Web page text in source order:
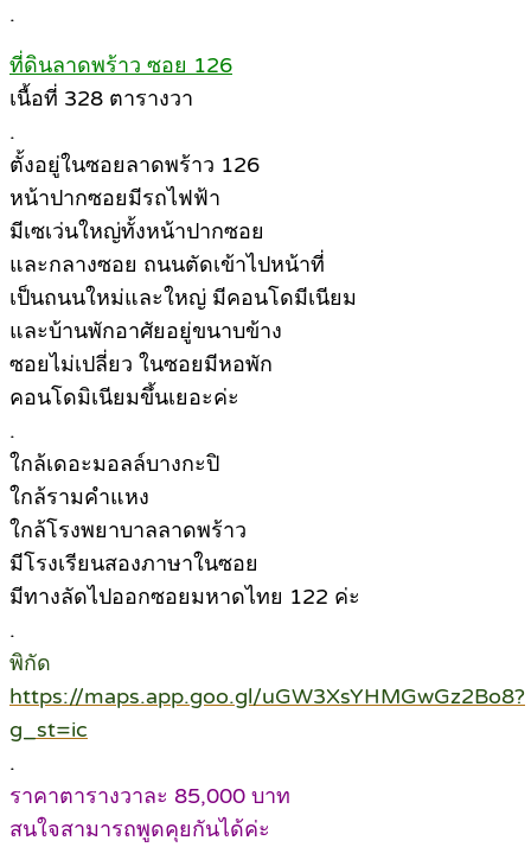
.
ที่ดินลาดพร้าว ซอย 126
เนื้อที่ 328 ตารางวา
.
ตั้งอยู่ในซอยลาดพร้าว 126
หน้าปากซอยมีรถไฟฟ้า
มีเซเว่นใหญ่ทั้งหน้าปากซอย
และกลางซอย ถนนตัดเข้าไปหน้าที่
เป็นถนนใหม่และใหญ่ มีคอนโดมีเนียม
และบ้านพักอาศัยอยู่ขนาบข้าง
ซอยไม่เปลี่ยว ในซอยมีหอพัก
คอนโดมิเนียมขึ้นเยอะค่ะ
.
ใกล้เดอะมอลล์บางกะปิ
ใกล้รามคำแหง
ใกล้โรงพยาบาลลาดพร้าว
มีโรงเรียนสองภาษาในซอย
มีทางลัดไปออกซอยมหาดไทย 122 ค่ะ
.
พิกัด
https://maps.app.goo.gl/uGW3XsYHMGwGz2Bo8?
g_st=ic
.
ราคาตารางวาละ 85,000 บาท
สนใจสามารถพูดคุยกันได้ค่ะ